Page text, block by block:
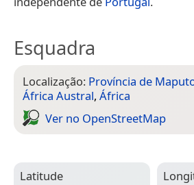
Esquadra
Localização: Província de
África Austral, África
Ver no Open­Street­Map
Latitude